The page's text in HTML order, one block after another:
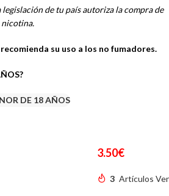
de tu país autoriza la compra de
su uso a los no fumadores.
DE 18 AÑOS
VOOPOO
3.50€
3 Artículos